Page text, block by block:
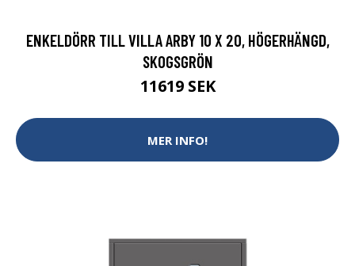
ENKELDÖRR TILL VILLA ARBY 10 X 20, HÖGERHÄNGD,
SKOGSGRÖN
11619 SEK
MER INFO!